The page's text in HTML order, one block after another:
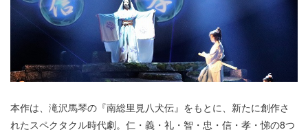
本作は、滝沢馬琴の『南総里見八犬伝』をもとに、新たに創作さ
れたスペクタクル時代劇。仁・義・礼・智・忠・信・孝・悌の8つ